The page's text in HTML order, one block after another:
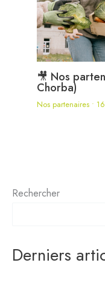
🎥 Nos
Chorba)
Nos partenaires •
Rechercher
Derniers